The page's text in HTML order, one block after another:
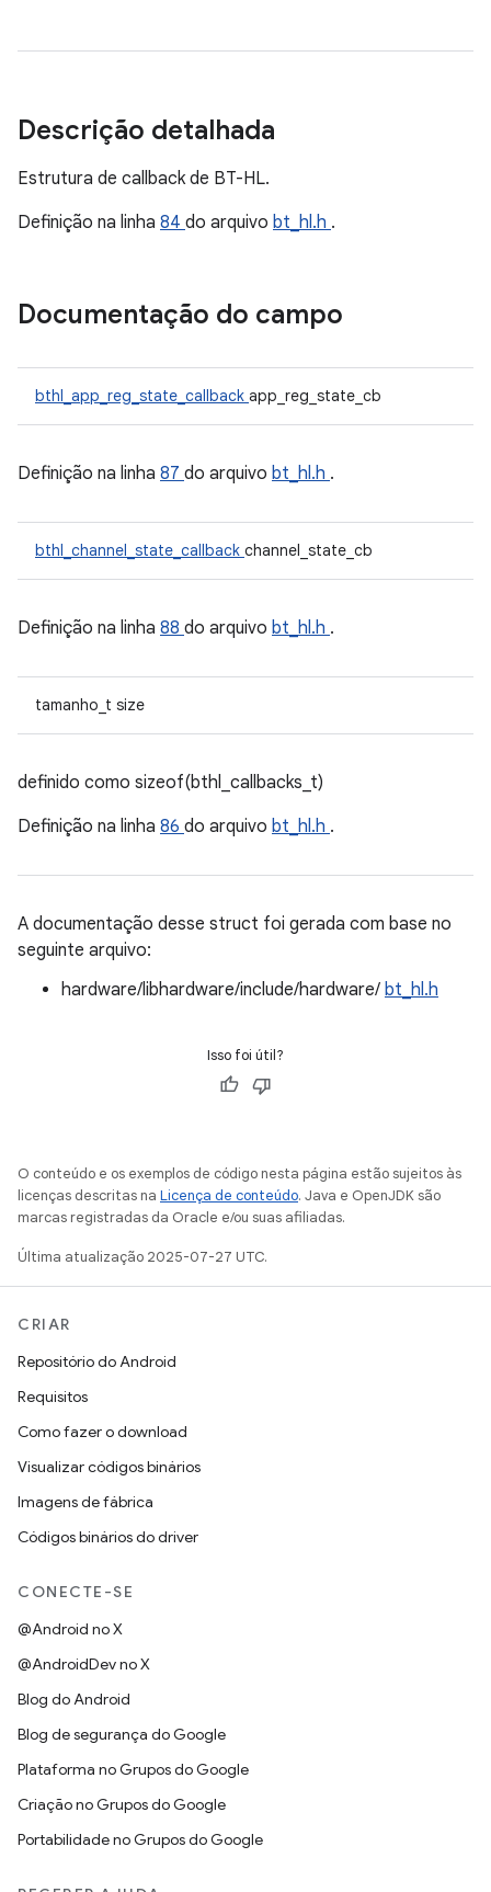
Descrição detalhada
Estrutura de callback de BT-HL.
Definição na linha 84 do arquivo bt_hl.h .
Documentação do campo
bthl_app_reg_state_callback app_reg_state_cb
Definição na linha 87 do arquivo bt_hl.h .
bthl_channel_state_callback channel_state_cb
Definição na linha 88 do arquivo bt_hl.h .
tamanho_t size
definido como sizeof(bthl_callbacks_t)
Definição na linha 86 do arquivo bt_hl.h .
A documentação desse struct foi gerada com base no
seguinte arquivo:
hardware/libhardware/include/hardware/ bt_hl.h
Isso foi útil?
O conteúdo e os exemplos de código nesta página estão sujeitos às
licenças descritas na Licença de conteúdo. Java e OpenJDK são
marcas registradas da Oracle e/ou suas afiliadas.
Última atualização 2025-07-27 UTC.
CRIAR
Repositório do Android
Requisitos
Como fazer o download
Visualizar códigos binários
Imagens de fábrica
Códigos binários do driver
CONECTE-SE
@Android no X
@AndroidDev no X
Blog do Android
Blog de segurança do Google
Plataforma no Grupos do Google
Criação no Grupos do Google
Portabilidade no Grupos do Google